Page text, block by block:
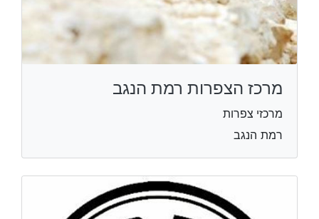
מרכז הצפרות רמת הנגב
מרכזי צפרות
רמת הנגב